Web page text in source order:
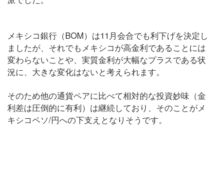
メキシコ銀行（BOM）は11月会合でも利下げを決定し
ましたが、それでもメキシコが高金利であることには
変わらないことや、実質金利が大幅なプラスである状
況に、大きな変化はないと考えられます。
そのため他の通貨ペアに比べて相対的な投資妙味（金
利差は圧倒的に有利）は継続しており、そのことがメ
キシコペソ/円への下支えとなりそうです。